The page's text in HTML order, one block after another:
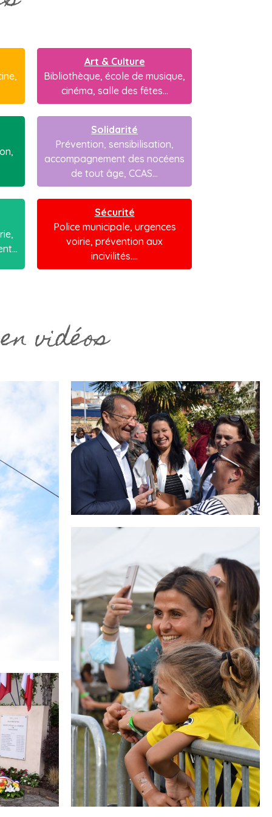
Art & Culture
Bibliothèque, école de musique,
cinéma, salle des fêtes...
Solidarité
Prévention, sensibilisation,
accompagnement des nocéens
de tout âge, CCAS...
Sécurité
Police municipale, urgences
voirie, prévention aux
incivilités....
vidéos